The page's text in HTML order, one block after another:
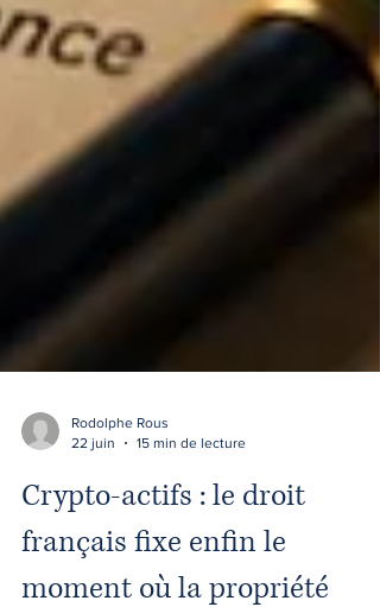
15 min de lecture
Crypto-actifs : le droit
français fixe enfin le